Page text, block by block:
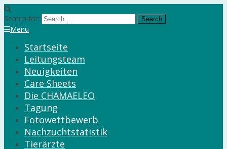
Search for:
Menu
Startseite
Leitungsteam
Neuigkeiten
Care Sheets
Die CHAMAELEO
Tagung
Fotowettbewerb
Nachzuchtstatistik
Tierärzte